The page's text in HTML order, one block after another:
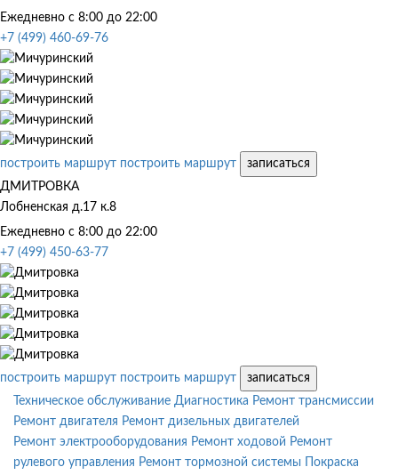
Ежедневно с 8:00 до 22:00
+7 (499) 460-69-76
построить маршрут построить маршрут
записаться
ДМИТРОВКА
Лобненская д.17 к.8
Ежедневно с 8:00 до 22:00
+7 (499) 450-63-77
построить маршрут построить маршрут
записаться
Техническое обслуживание Диагностика Ремонт трансмиссии
Ремонт двигателя Ремонт дизельных двигателей
Ремонт электрооборудования Ремонт ходовой Ремонт
рулевого управления Ремонт тормозной системы
Покраска